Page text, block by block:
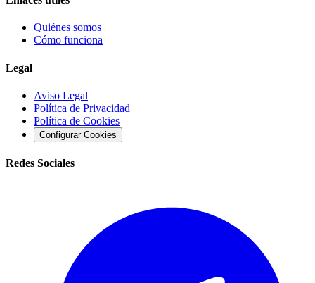
Quiénes somos
Cómo funciona
Legal
Aviso Legal
Política de Privacidad
Política de Cookies
Configurar Cookies
Redes Sociales